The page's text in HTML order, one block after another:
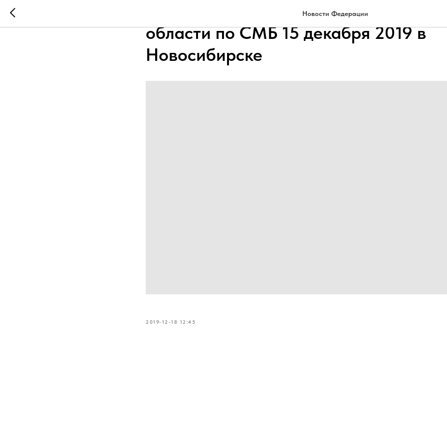
Новости Федерации
Видео отчёт с Первенства
области по СМБ 15 декабря 2019 в
Новосибирске
2019-12-18 12:45